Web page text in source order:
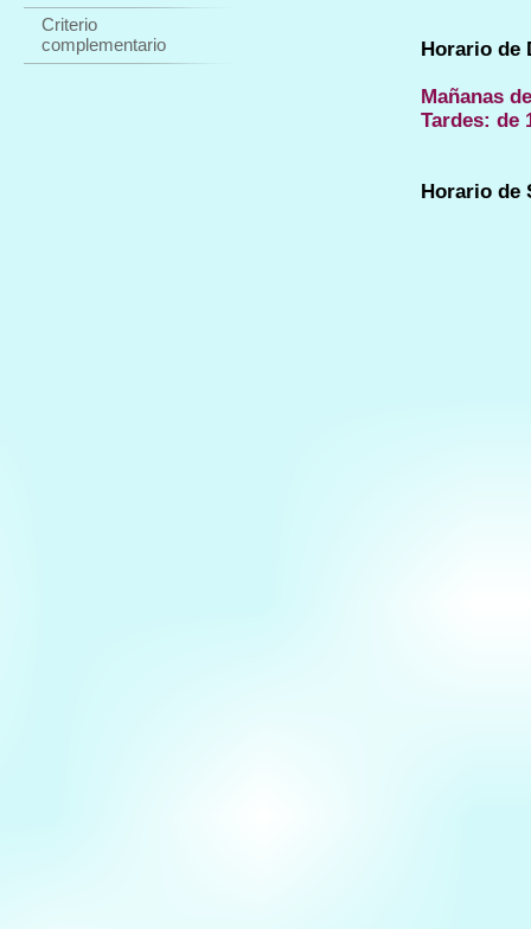
Criterio
complementario
Horario de
Mañanas
Tardes: de
Horario de